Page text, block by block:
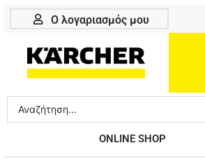
Μετάβαση
Ο λογαριασμός μου
Search
...
ONLINE SHOP